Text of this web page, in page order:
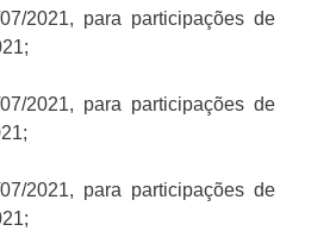
2021, para participações de
2021, para participações de
2021, para participações de